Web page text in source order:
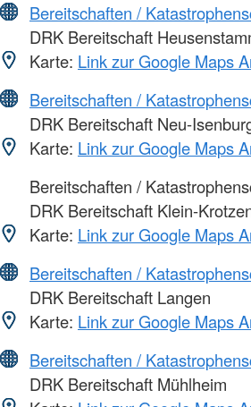
Bereitschaften /
DRK Bereitschaft
Karte: Link zur Google Maps
Bereitschaften /
DRK Bereitschaft Neu-
Karte: Link zur Google Maps
Bereitschaften /
DRK Bereitschaft Klein-
Karte: Link zur Google Maps
Bereitschaften /
DRK Bereitschaft Langen
Karte: Link zur Google Maps
Bereitschaften /
DRK Bereitschaft Mühlheim